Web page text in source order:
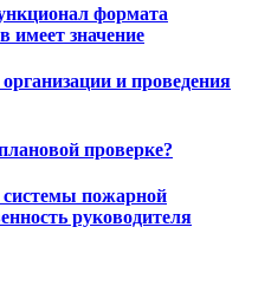
формата
имеет значение
и проведения
проверке?
пожарной
руководителя